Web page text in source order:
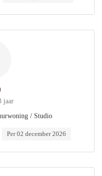
jaar
/ Studio
Per 02 december 2026